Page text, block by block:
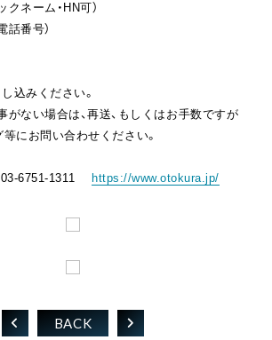
ネーム・HN可）
話番号）
込みください。
ない場合は、再送、もしくはお手数ですが
等にお問い合わせください。
03-6751-1311 https://www.otokura.jp/
BACK